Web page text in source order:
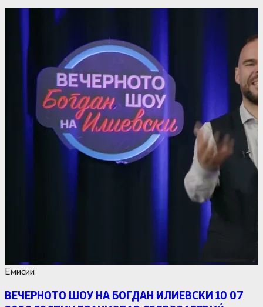
Емисии
ВЕЧЕРНОТО ШОУ НА БОГДАН ИЛИЕВСКИ 10 07